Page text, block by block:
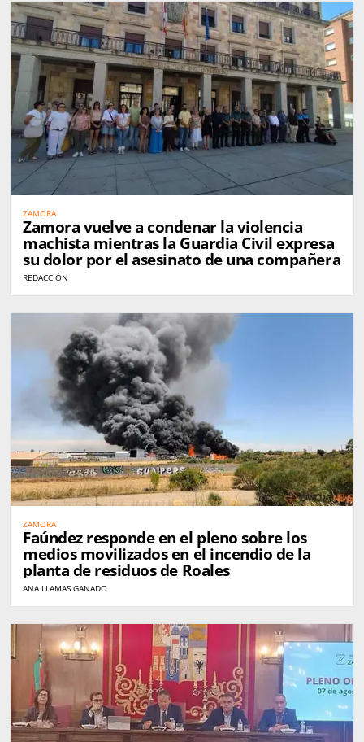
ZAMORA
Zamora vuelve a condenar la violencia
machista mientras la Guardia Civil expresa
su dolor por el asesinato de una compañera
REDACCIÓN
ZAMORA
Faúndez responde en el pleno sobre los
medios movilizados en el incendio de la
planta de residuos de Roales
ANA LLAMAS GANADO